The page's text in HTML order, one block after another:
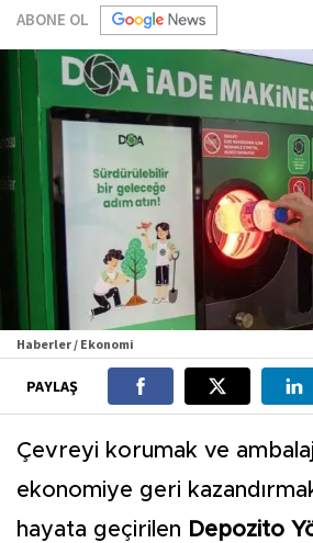
ABONE OL
Haberler / Ekonomi
PAYLAŞ
Çevreyi korumak ve ambalaj
ekonomiye geri
hayata geçirilen Depozito